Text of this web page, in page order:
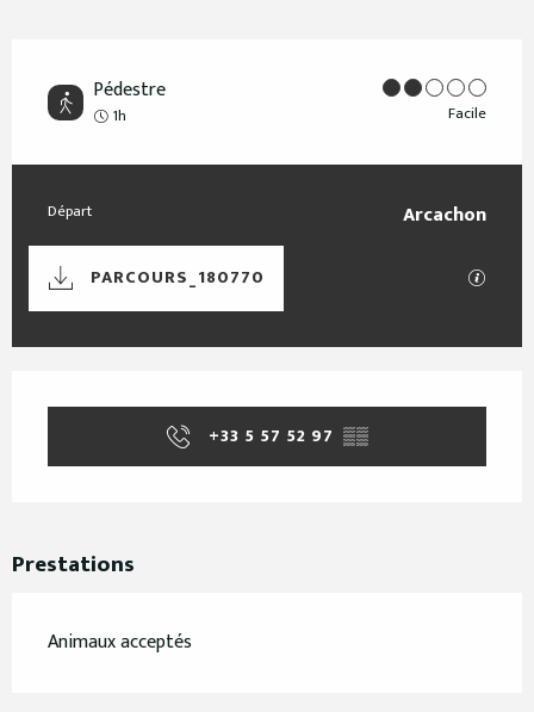
Pédestre
1h Facile
Informations pratiques
Départ Arcachon
Documentation
PARCOURS_180770
+33 5 57 52 97 ▒▒
Prestations
Animaux acceptés